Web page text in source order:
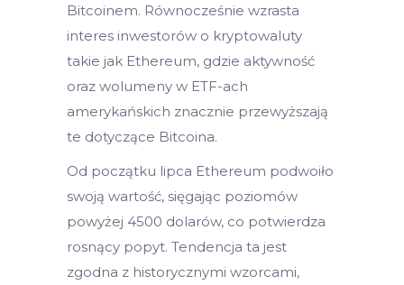
Bitcoinem. Równocześnie wzrasta
interes inwestorów o kryptowaluty
takie jak Ethereum, gdzie aktywność
oraz wolumeny w ETF-ach
amerykańskich znacznie przewyższają
te dotyczące Bitcoina.
Od początku lipca Ethereum podwoiło
swoją wartość, sięgając poziomów
powyżej 4500 dolarów, co potwierdza
rosnący popyt. Tendencja ta jest
zgodna z historycznymi wzorcami,